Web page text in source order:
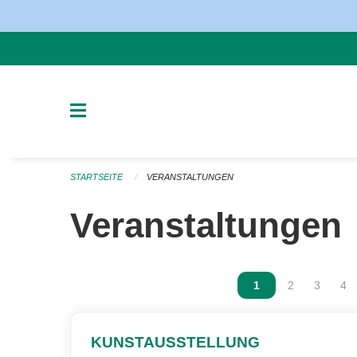
STARTSEITE VERANSTALTUNGEN
Veranstaltungen
Vous êtes sur la
1 Vous êtes
2 Vous
3 4
KUNSTAUSSTELLUNG